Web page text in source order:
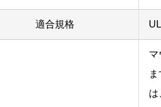
適合規格
マ
は